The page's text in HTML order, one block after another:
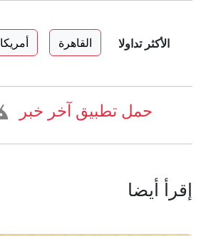
الأكثر تداولا القاهرة أمريكا
حمل تطبيق آخر خبر
إقرأ أيضا